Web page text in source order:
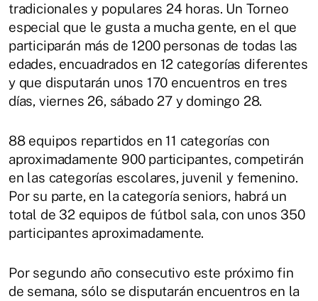
tradicionales y populares 24 horas. Un Torneo
especial que le gusta a mucha gente, en el que
participarán más de 1200 personas de todas las
edades, encuadrados en 12 categorías diferentes
y que disputarán unos 170 encuentros en tres
días, viernes 26, sábado 27 y domingo 28.
88 equipos repartidos en 11 categorías con
aproximadamente 900 participantes, competirán
en las categorías escolares, juvenil y femenino.
Por su parte, en la categoría seniors, habrá un
total de 32 equipos de fútbol sala, con unos 350
participantes aproximadamente.
Por segundo año consecutivo este próximo fin
de semana, sólo se disputarán encuentros en la